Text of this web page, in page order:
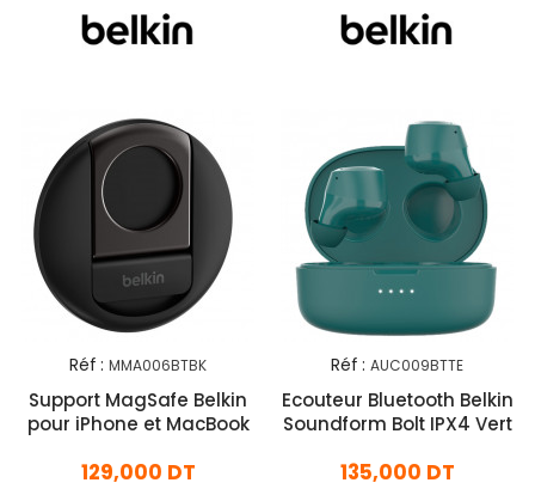
Réf : MMA006BTBK
Support MagSafe Belkin
pour iPhone et MacBook
129,000 DT
Réf : AUC009BTTE
Ecouteur Bluetooth Belkin
Soundform Bolt IPX4 Vert
135,000 DT